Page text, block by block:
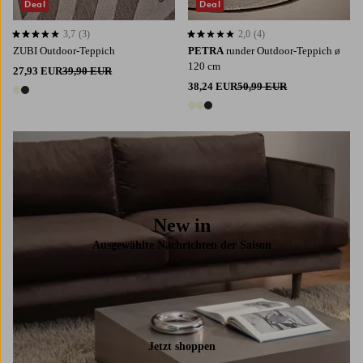
ZUBI Outdoor-Teppich
27,93 EUR39,90 EUR
2 Farben
3,7 basierend auf 3 Bewertungen
3,7 (3)
Deal
PETRA runder Outdoor-Teppich ø
120 cm
38,24 EUR50,99 EUR
3 Farben
2,0 basierend auf 4 Bewertungen
2,0 (4)
Deal
New in
Ausgewählte Nachrichten der Saison
Jetzt shoppen